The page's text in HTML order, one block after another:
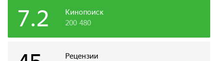
Кинопоиск
7.2 200 480
Рецензии